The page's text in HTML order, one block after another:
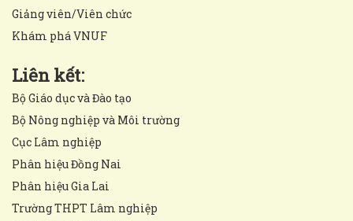
Giảng viên/Viên chức
Khám phá VNUF
Liên kết:
Bộ Giáo dục và Đào tạo
Bộ Nông nghiệp và Môi trường
Cục Lâm nghiệp
Phân hiệu Đồng Nai
Phân hiệu Gia Lai
Trường THPT Lâm nghiệp